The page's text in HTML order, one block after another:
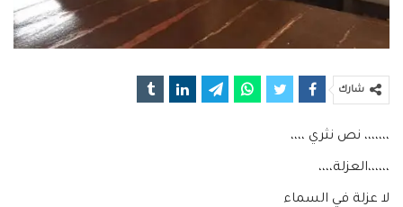
شارك
،،،،،،، نص نثري ،،،،
،،،،،،العزلة،،،،
لا عزلة في السماء